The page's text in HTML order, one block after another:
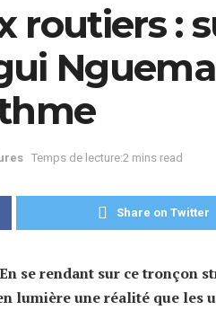
routiers :
Temps de lecture:2 mins read
Share on Twitter
se rendant sur ce tronçon
lumière une réalité que les